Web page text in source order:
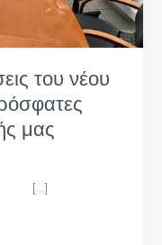
του νέου
μας
[…]